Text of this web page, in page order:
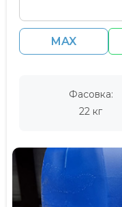
MAX
Фасовка:
22 кг